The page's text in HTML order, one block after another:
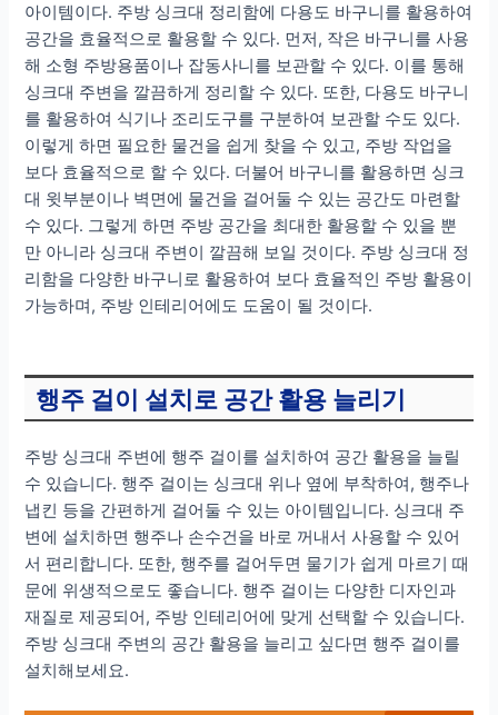
아이템이다. 주방 싱크대 정리함에 다용도 바구니를 활용하여
공간을 효율적으로 활용할 수 있다. 먼저, 작은 바구니를 사용
해 소형 주방용품이나 잡동사니를 보관할 수 있다. 이를 통해
싱크대 주변을 깔끔하게 정리할 수 있다. 또한, 다용도 바구니
를 활용하여 식기나 조리도구를 구분하여 보관할 수도 있다.
이렇게 하면 필요한 물건을 쉽게 찾을 수 있고, 주방 작업을
보다 효율적으로 할 수 있다. 더불어 바구니를 활용하면 싱크
대 윗부분이나 벽면에 물건을 걸어둘 수 있는 공간도 마련할
수 있다. 그렇게 하면 주방 공간을 최대한 활용할 수 있을 뿐
만 아니라 싱크대 주변이 깔끔해 보일 것이다. 주방 싱크대 정
리함을 다양한 바구니로 활용하여 보다 효율적인 주방 활용이
가능하며, 주방 인테리어에도 도움이 될 것이다.
행주 걸이 설치로 공간 활용 늘리기
주방 싱크대 주변에 행주 걸이를 설치하여 공간 활용을 늘릴
수 있습니다. 행주 걸이는 싱크대 위나 옆에 부착하여, 행주나
냅킨 등을 간편하게 걸어둘 수 있는 아이템입니다. 싱크대 주
변에 설치하면 행주나 손수건을 바로 꺼내서 사용할 수 있어
서 편리합니다. 또한, 행주를 걸어두면 물기가 쉽게 마르기 때
문에 위생적으로도 좋습니다. 행주 걸이는 다양한 디자인과
재질로 제공되어, 주방 인테리어에 맞게 선택할 수 있습니다.
주방 싱크대 주변의 공간 활용을 늘리고 싶다면 행주 걸이를
설치해보세요.